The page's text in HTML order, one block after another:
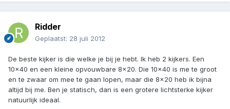
Ridder
Geplaatst: 28 juli 2012
De beste kijker is die welke je bij je hebt. Ik heb 2 kijkers. Een
10x40 en een kleine opvouwbare 8x20. Die 10x40 is me te groot
en te zwaar om mee te gaan lopen, maar die 8x20 heb ik bijna
altijd bij me. Ben je statisch, dan is een grotere lichtsterke kijker
natuurlijk ideaal.